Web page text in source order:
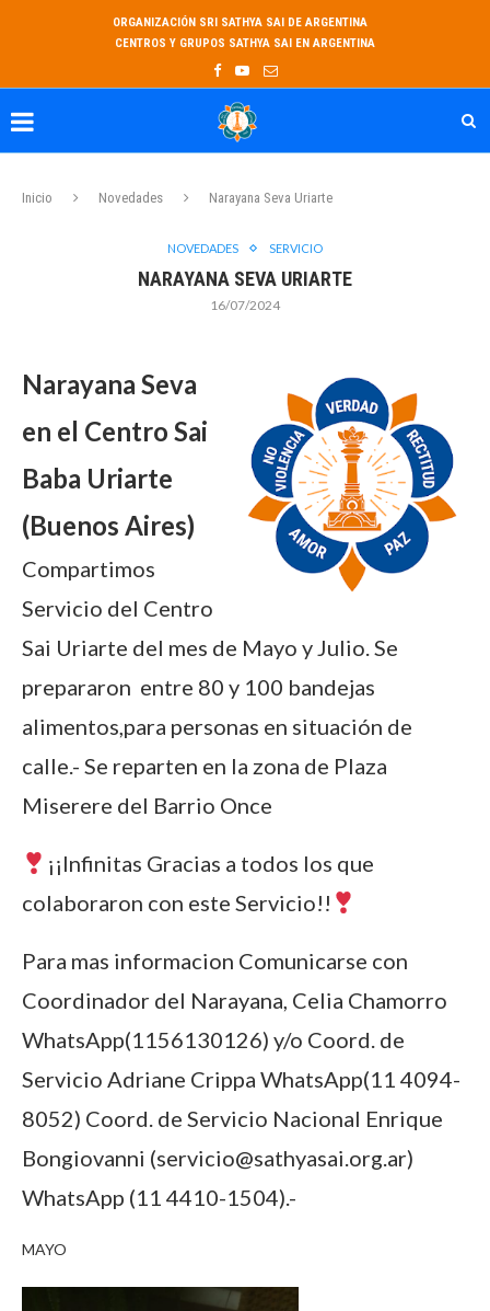
ORGANIZACIÓN SRI SATHYA SAI DE ARGENTINA
CENTROS Y GRUPOS SATHYA SAI EN ARGENTINA
Inicio Novedades Narayana Seva Uriarte
NOVEDADES SERVICIO
NARAYANA SEVA URIARTE
16/07/2024
Narayana Seva
en el Centro Sai
Baba Uriarte
(Buenos Aires)
Compartimos
Servicio del Centro
Sai Uriarte del mes de Mayo y Julio. Se
prepararon entre 80 y 100 bandejas
alimentos,para personas en situación de
calle.- Se reparten en la zona de Plaza
Miserere del Barrio Once
¡¡Infinitas Gracias a todos los que
colaboraron con este Servicio!!
Para mas informacion Comunicarse con
Coordinador del Narayana, Celia Chamorro
WhatsApp(1156130126) y/o Coord. de
Servicio Adriane Crippa WhatsApp(11 4094-
8052) Coord. de Servicio Nacional Enrique
Bongiovanni (servicio@sathyasai.org.ar)
WhatsApp (11 4410-1504).-
MAYO